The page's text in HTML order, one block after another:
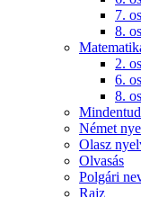
7.
8.
2.
6.
8.
Német
Olasz
Olvasás
Polgári
Rajz